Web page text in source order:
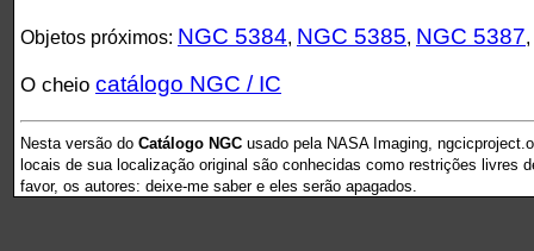
Objetos próximos: NGC 5384, NGC 5385, NGC 5387,
O cheio catálogo NGC / IC
Nesta versão do Catálogo NGC usado pela NASA Imaging,
locais de sua localização original são conhecidas como restrições livres
favor, os autores: deixe-me saber e eles serão apagados.